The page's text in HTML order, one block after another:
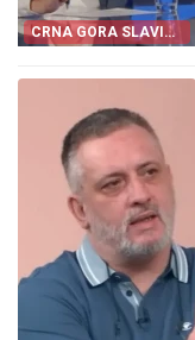
CRNA GORA SLAVI
„OLUJU“